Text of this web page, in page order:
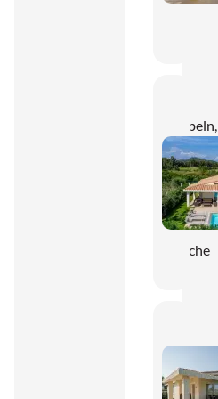
Gartenmöbeln,
privaten
Garten
Außendusche
finden
Sie ein